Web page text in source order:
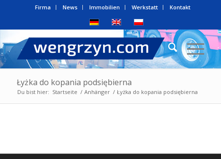
Firma News Immobilien Werkstatt Kontakt
Łyżka do kopania podsiębierna
Du bist hier: Startseite / Anhänger / Łyżka do kopania podsiębierna